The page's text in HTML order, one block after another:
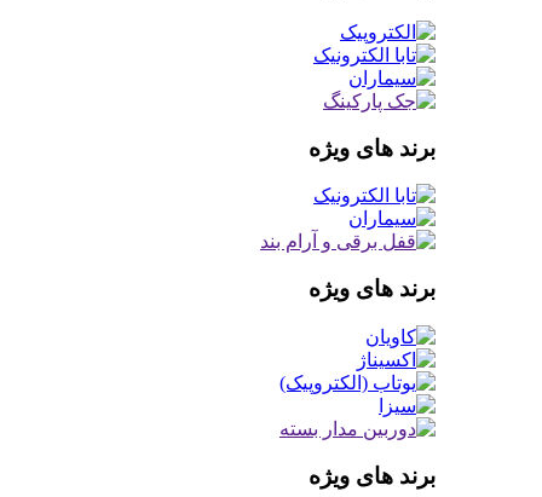
برند های ویژه
برند های ویژه
برند های ویژه